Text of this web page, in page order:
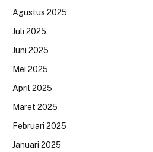
Agustus 2025
Juli 2025
Juni 2025
Mei 2025
April 2025
Maret 2025
Februari 2025
Januari 2025